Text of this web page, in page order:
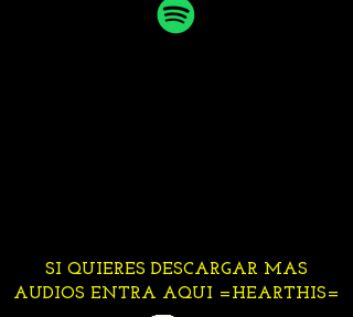
SI QUIERES DESCARGAR MAS
AUDIOS ENTRA AQUI =HEARTHIS=